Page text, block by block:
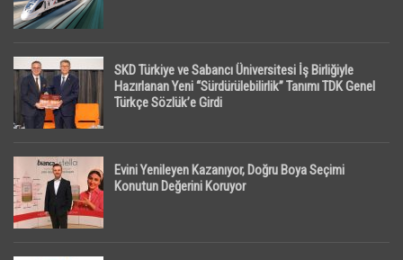
SKD Türkiye ve Sabancı Üniversitesi İş Birliğiyle
Hazırlanan Yeni “Sürdürülebilirlik” Tanımı TDK Genel
Türkçe Sözlük’e Girdi
Evini Yenileyen Kazanıyor, Doğru Boya Seçimi
Konutun Değerini Koruyor